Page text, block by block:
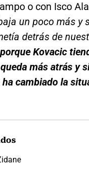
o con Isco
un poco más y
detrás de
Kovacic
más atrás y
cambiado la